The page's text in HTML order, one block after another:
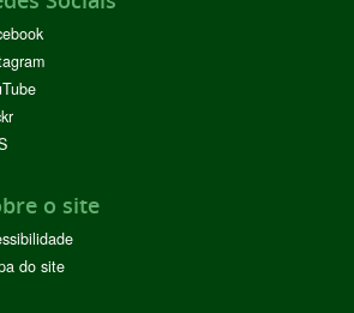
o site
do site